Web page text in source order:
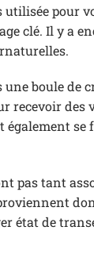
utilisée
clé. Il y a
boule
recevoir
pas tant
état de